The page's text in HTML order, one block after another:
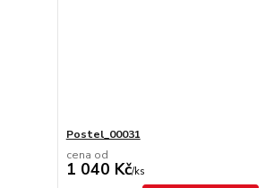
Postel_00031
cena od
1 040 Kč/ks